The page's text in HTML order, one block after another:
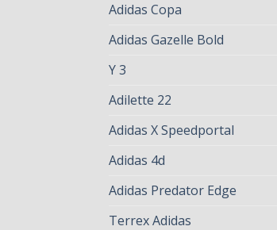
Adidas Copa
Adidas Gazelle Bold
Y 3
Adilette 22
Adidas X Speedportal
Adidas 4d
Adidas Predator Edge
Terrex Adidas